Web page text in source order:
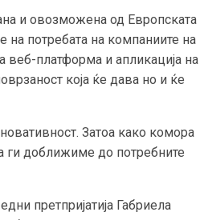
и овозможена од Европската
на потребата на компаниите на
веб-платформа и апликација на
која ќе дава но и ќе
Затоа како комора
ги доближиме до потребните
претпријатија Габриела